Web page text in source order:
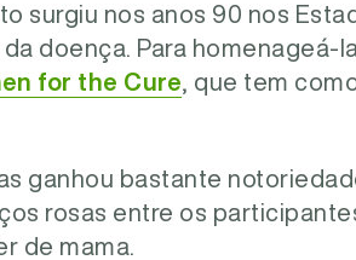
surgiu nos anos 90 nos
doença. Para homenageá-
for the Cure , que tem
ganhou bastante
rosas entre os
de mama.